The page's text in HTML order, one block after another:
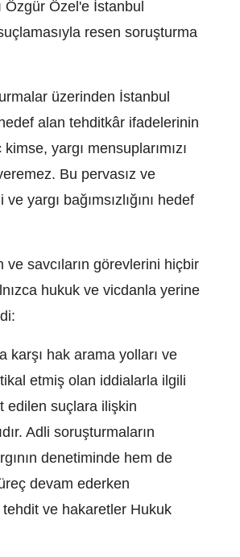
Özgür Özel'e İstanbul
resen soruşturma
üzerinden İstanbul
alan tehditkâr ifadelerinin
yargı mensuplarımızı
Bu pervasız ve
yargı bağımsızlığını hedef
savcıların görevlerini hiçbir
hukuk ve vicdanla yerine
karşı hak arama yolları ve
etmiş olan iddialarla ilgili
edilen suçlara ilişkin
Adli soruşturmaların
denetiminde hem de
devam ederken
tehdit ve hakaretler Hukuk